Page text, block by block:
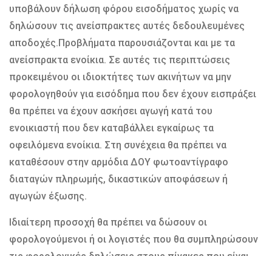
υποβάλουν δήλωση φόρου εισοδήματος χωρίς να
δηλώσουν τις ανείσπρακτες αυτές δεδουλευμένες
αποδοχές.Προβλήματα παρουσιάζονται και με τα
ανείσπρακτα ενοίκια. Σε αυτές τις περιπτώσεις
προκειμένου οι ιδιοκτήτες των ακινήτων να μην
φορολογηθούν για εισόδημα που δεν έχουν εισπράξει
θα πρέπει να έχουν ασκήσει αγωγή κατά του
ενοικιαστή που δεν καταβάλλει εγκαίρως τα
οφειλόμενα ενοίκια. Στη συνέχεια θα πρέπει να
καταθέσουν στην αρμόδια ΔΟΥ φωτοαντίγραφο
διαταγών πληρωμής, δικαστικών αποφάσεων ή
αγωγών έξωσης.
Ιδιαίτερη προσοχή θα πρέπει να δώσουν οι
φορολογούμενοι ή οι λογιστές που θα συμπληρώσουν